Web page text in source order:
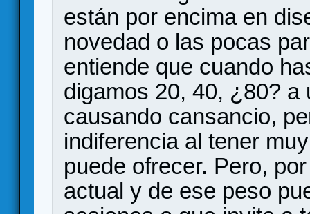
están por encima en
novedad o las pocas
entiende que cuando
digamos 20, 40, ¿80? a
causando cansancio,
indiferencia al tener
puede ofrecer. Pero,
actual y de ese peso